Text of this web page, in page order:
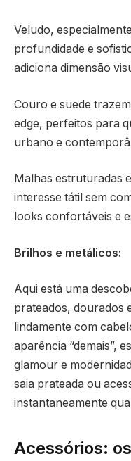
Veludo,
profundidade e
adiciona dimensão
Couro e suede
edge, perfeitos para
urbano e
Malhas estruturadas
interesse tátil sem
looks confortáveis e
Brilhos e metálicos:
Aqui está uma
prateados, dourados
lindamente com
aparência “demais”,
glamour e
saia prateada ou
instantaneamente
Acessórios: